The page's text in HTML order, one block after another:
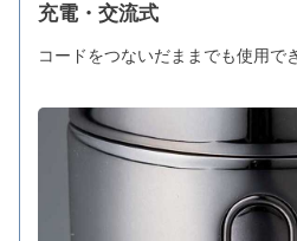
充電・交流式
コードをつないだままでも使用で